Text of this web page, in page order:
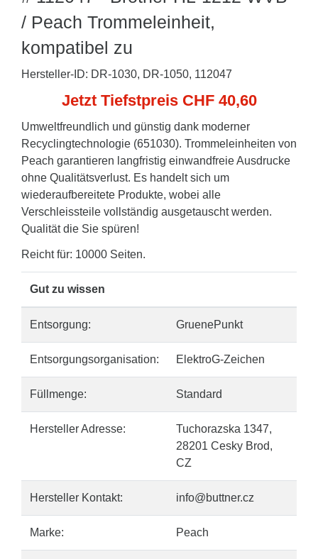
/ Peach Trommeleinheit,
kompatibel zu
Hersteller-ID: DR-1030, DR-1050, 112047
Jetzt Tiefstpreis CHF 40,60
Umweltfreundlich und günstig dank moderner
Recyclingtechnologie (651030). Trommeleinheiten von
Peach garantieren langfristig einwandfreie Ausdrucke
ohne Qualitätsverlust. Es handelt sich um
wiederaufbereitete Produkte, wobei alle
Verschleissteile vollständig ausgetauscht werden.
Qualität die Sie spüren!
Reicht für: 10000 Seiten.
Gut zu wissen
Entsorgung: GruenePunkt
Entsorgungsorganisation: ElektroG-Zeichen
Füllmenge: Standard
Hersteller Adresse:
Tuchorazska 1347,
28201 Cesky Brod,
CZ
Hersteller Kontakt: info@buttner.cz
Marke: Peach